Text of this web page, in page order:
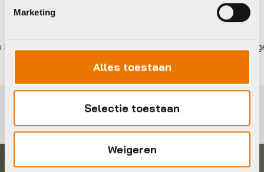
Marketing
Alles toestaan
Selectie toestaan
Weigeren
betalen, Eigen werkplaats met